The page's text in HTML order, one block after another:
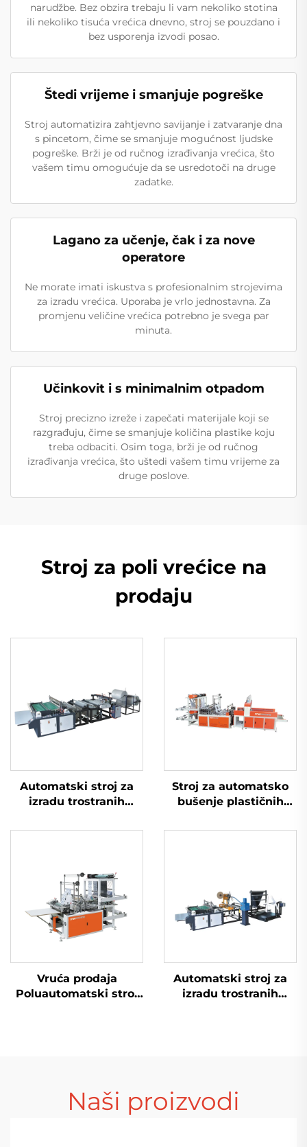
narudžbe. Bez obzira trebaju li vam nekoliko stotina
ili nekoliko tisuća vrećica dnevno, stroj se pouzdano i
bez usporenja izvodi posao.
Štedi vrijeme i smanjuje pogreške
Stroj automatizira zahtjevno savijanje i zatvaranje dna
s pincetom, čime se smanjuje mogućnost ljudske
pogreške. Brži je od ručnog izrađivanja vrećica, što
vašem timu omogućuje da se usredotoči na druge
zadatke.
Lagano za učenje, čak i za nove
operatore
Ne morate imati iskustva s profesionalnim strojevima
za izradu vrećica. Uporaba je vrlo jednostavna. Za
promjenu veličine vrećica potrebno je svega par
minuta.
Učinkovit i s minimalnim otpadom
Stroj precizno izreže i zapečati materijale koji se
razgrađuju, čime se smanjuje količina plastike koju
treba odbaciti. Osim toga, brži je od ručnog
izrađivanja vrećica, što uštedi vašem timu vrijeme za
druge poslove.
Stroj za poli vrećice na
prodaju
Automatski stroj za
izradu trostranih
sa zračnim
Stroj za automatsko
bušenje plastičnih
računalnim
Vruća prodaja
Poluautomatski stroj
Automatski stroj za
izradu trostranih
Naši proizvodi